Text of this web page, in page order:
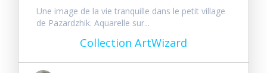
Une image de la vie tranquille dans le petit village
de Pazardzhik. Aquarelle sur...
Collection ArtWizard